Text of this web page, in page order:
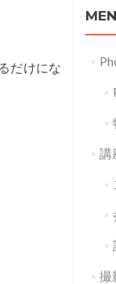
だけにな
講
撮